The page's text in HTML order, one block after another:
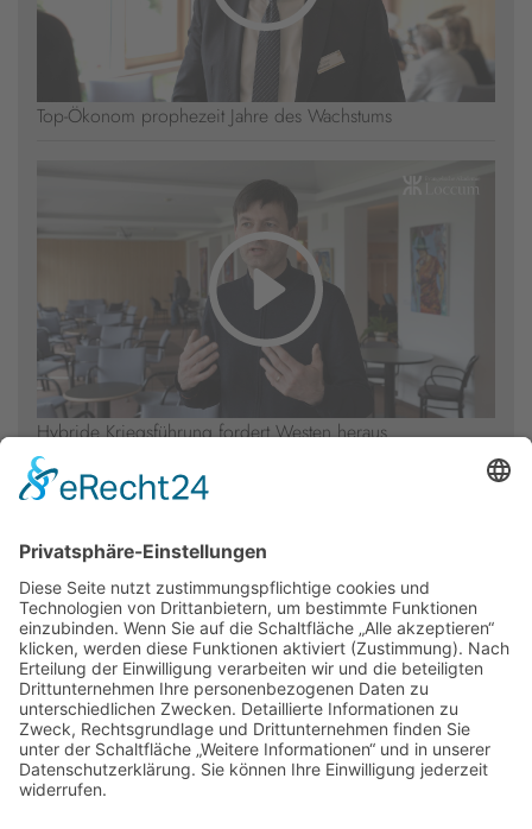
Top-Ökonom prophezeit Jahre des Wachstums
Hybride Kriegsführung fordert Westen heraus
Newsletter
Presse
Anfahrt
Partner
Schutzkonzept